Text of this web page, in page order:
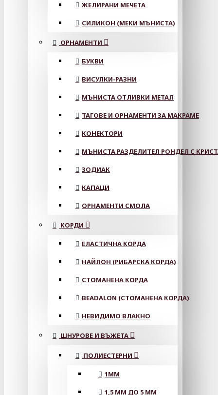
ЖЕЛИРАНИ МЕЧЕТА
СИЛИКОН (МЕКИ МЪНИСТА)
ОРНАМЕНТИ
БУКВИ
ВИСУЛКИ-РАЗНИ
МЪНИСТА ОТЛИВКИ МЕТАЛ
ТАГОВЕ И ОРНАМЕНТИ ЗА МАКРАМЕ
КОНЕКТОРИ
МЪНИСТА РАЗДЕЛИТЕЛ РОНДЕЛ С
ЗОДИАК
КАПАЦИ
ОРНАМЕНТИ СМОЛА
КОРДИ
ЕЛАСТИЧНА КОРДА
НАЙЛОН (РИБАРСКА КОРДА)
СТОМАНЕНА КОРДА
BEADALON (СТОМАНЕНА КОРДА)
НЕВИДИМО ВЛАКНО
ШНУРОВЕ И ВЪЖЕТА
ПОЛИЕСТЕРНИ
1ММ
1,5 ММ ДО 5 ММ